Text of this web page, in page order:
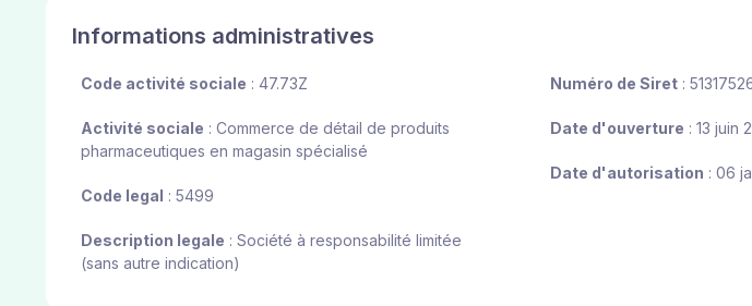
Informations administratives
Code activité sociale : 47.73Z
Activité sociale : Commerce de détail de produits
pharmaceutiques en magasin spécialisé
Code legal : 5499
Description legale : Société à responsabilité limitée
(sans autre indication)
Numéro de Siret :
Date d'ouverture : 13 juin
Date d'autorisation : 06